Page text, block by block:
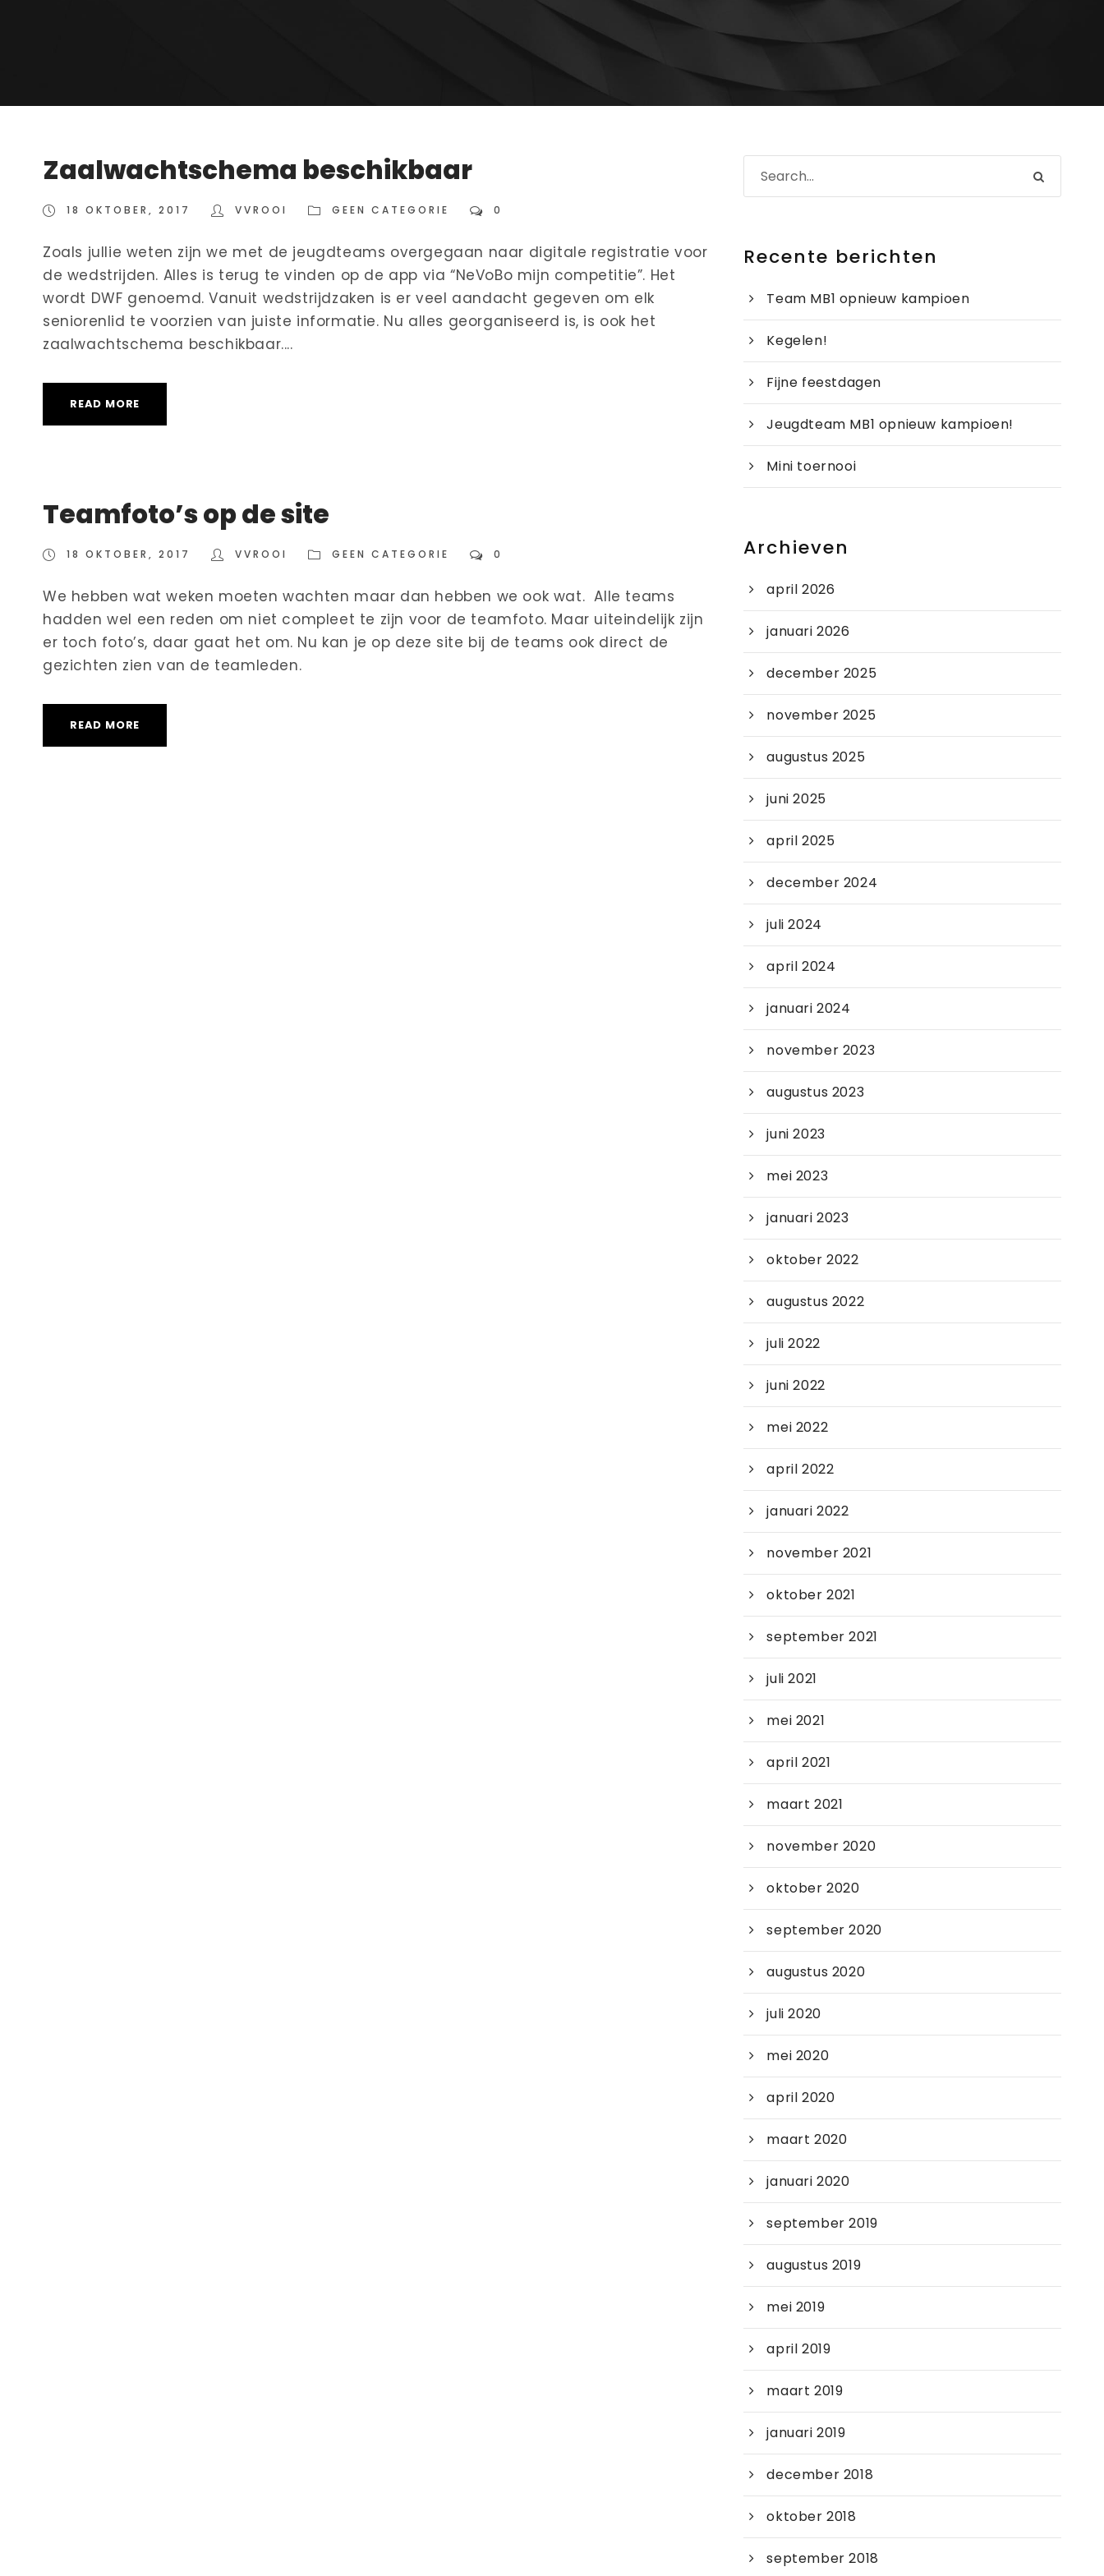
Zaalwachtschema beschikbaar
18 OKTOBER, 2017 VVROOI GEEN CATEGORIE 0
Zoals jullie weten zijn we met de jeugdteams overgegaan naar digitale registratie voor
de wedstrijden. Alles is terug te vinden op de app via “NeVoBo mijn competitie”. Het
wordt DWF genoemd. Vanuit wedstrijdzaken is er veel aandacht gegeven om elk
seniorenlid te voorzien van juiste informatie. Nu alles georganiseerd is, is ook het
zaalwachtschema beschikbaar....
READ MORE
Teamfoto’s op de site
18 OKTOBER, 2017 VVROOI GEEN CATEGORIE 0
We hebben wat weken moeten wachten maar dan hebben we ook wat. Alle teams
hadden wel een reden om niet compleet te zijn voor de teamfoto. Maar uiteindelijk zijn
er toch foto’s, daar gaat het om. Nu kan je op deze site bij de teams ook direct de
gezichten zien van de teamleden.
READ MORE
Recente berichten
Team MB1 opnieuw kampioen
Kegelen!
Fijne feestdagen
Jeugdteam MB1 opnieuw kampioen!
Mini toernooi
Archieven
april 2026
januari 2026
december 2025
november 2025
augustus 2025
juni 2025
april 2025
december 2024
juli 2024
april 2024
januari 2024
november 2023
augustus 2023
juni 2023
mei 2023
januari 2023
oktober 2022
augustus 2022
juli 2022
juni 2022
mei 2022
april 2022
januari 2022
november 2021
oktober 2021
september 2021
juli 2021
mei 2021
april 2021
maart 2021
november 2020
oktober 2020
september 2020
augustus 2020
juli 2020
mei 2020
april 2020
maart 2020
januari 2020
september 2019
augustus 2019
mei 2019
april 2019
maart 2019
januari 2019
december 2018
oktober 2018
september 2018